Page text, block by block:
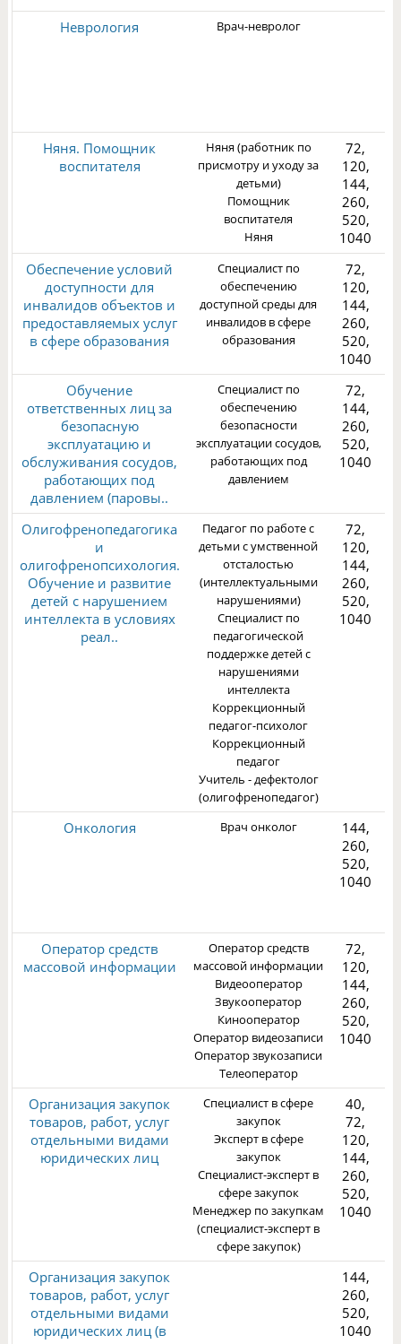
Неврология
Врач-невролог
Няня. Помощник
воспитателя
Няня (работник по
присмотру и уходу за
детьми)
Помощник
воспитателя
Няня
72,
120,
144,
260,
520,
1040
Обеспечение условий
доступности для
инвалидов объектов и
предоставляемых услуг
в сфере образования
Специалист по
обеспечению
доступной среды для
инвалидов в сфере
образования
72,
120,
144,
260,
520,
1040
Обучение
ответственных лиц за
безопасную
эксплуатацию и
обслуживания сосудов,
работающих под
давлением (паровы..
Специалист по
обеспечению
безопасности
эксплуатации сосудов,
работающих под
давлением
72,
144,
260,
520,
1040
Олигофренопедагогика
и
олигофренопсихология.
Обучение и развитие
детей с нарушением
интеллекта в условиях
реал..
Педагог по работе с
детьми с умственной
отсталостью
(интеллектуальными
нарушениями)
Специалист по
педагогической
поддержке детей с
нарушениями
интеллекта
Коррекционный
педагог-психолог
Коррекционный
педагог
Учитель - дефектолог
(олигофренопедагог)
72,
120,
144,
260,
520,
1040
Онкология Врач онколог
144,
260,
520,
1040
Оператор средств
массовой информации
Оператор средств
массовой информации
Видеооператор
Звукооператор
Кинооператор
Оператор видеозаписи
Оператор звукозаписи
Телеоператор
72,
120,
144,
260,
520,
1040
Организация закупок
товаров, работ, услуг
отдельными видами
юридических лиц
Специалист в сфере
закупок
Эксперт в сфере
закупок
Специалист-эксперт в
сфере закупок
Менеджер по закупкам
(специалист-эксперт в
сфере закупок)
40,
72,
120,
144,
260,
520,
1040
Организация закупок
товаров, работ, услуг
отдельными видами
юридических лиц (в
144,
260,
520,
1040